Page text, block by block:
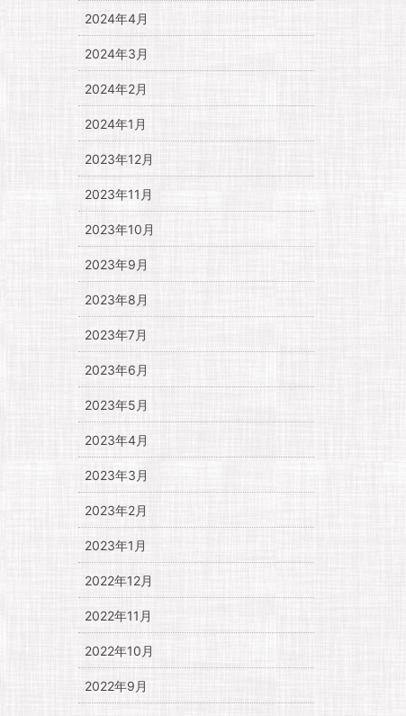
2024年4月
2024年3月
2024年2月
2024年1月
2023年12月
2023年11月
2023年10月
2023年9月
2023年8月
2023年7月
2023年6月
2023年5月
2023年4月
2023年3月
2023年2月
2023年1月
2022年12月
2022年11月
2022年10月
2022年9月